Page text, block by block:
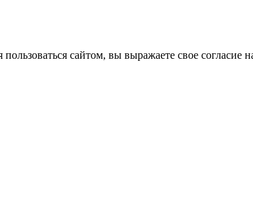
сайтом, вы выражаете свое согласие